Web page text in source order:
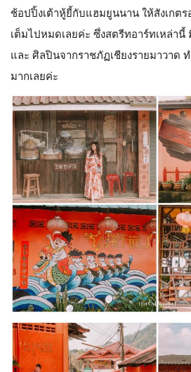
ช้อปปิ้งเต้าหู้ยี้กับแฮมยูนนาน ให้สังเกต
เต็มไปหมดเลยค่ะ ซึ่งสตรีทอาร์ทเหล่า
และ ศิลปินจากราชภัฏเชียงรายมาวาด
มากเลยค่ะ